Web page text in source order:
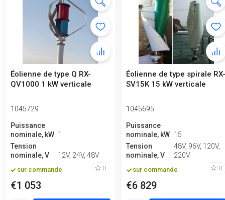
Éolienne de type Q RX-
QV1000 1 kW verticale
1045729
Puissance
nominale, kW 1
Tension
nominale, V
12V, 24V, 48V
sur commande 0
€1 053
Éolienne de type spirale
SV15K 15 kW verticale
1045695
Puissance
nominale, kW 15
Tension
nominale, V
48V, 96V, 120V,
220V
sur commande 0
€6 829